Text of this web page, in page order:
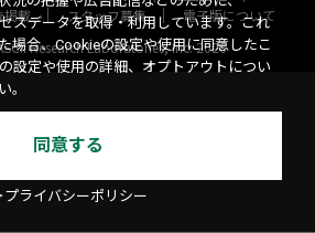
掲載 スタッフ募集
電子版について
Research Laboratories, Inc. 2026
スデータを取得・利用しています。これ
場合、Cookieの設定や使用に同意したこ
設定や使用の詳細、オプトアウトについ
。
同意する
プライバシーポリシー